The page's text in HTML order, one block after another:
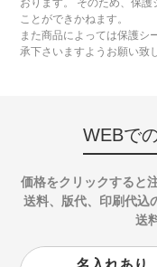
おります。 そのため、保
ことができかねます。
また商品によっては保護シ
承下さいますようお願い致
WEBで
価格をクリックすると
送料、版代、印刷代込
送